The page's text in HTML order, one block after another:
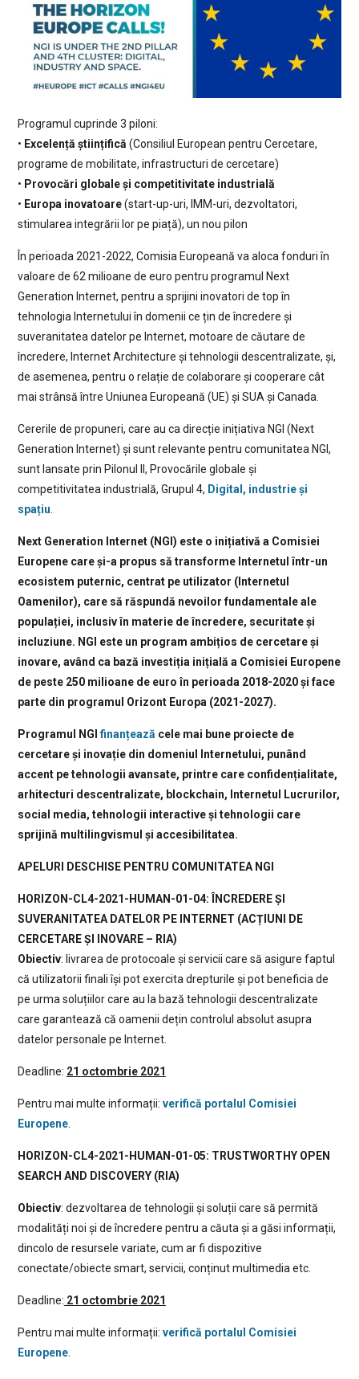
Programul cuprinde 3 piloni:
• Excelență științifică (Consiliul European pentru Cercetare,
programe de mobilitate, infrastructuri de cercetare)
• Provocări globale și competitivitate industrială
• Europa inovatoare(start-up-uri, IMM-uri, dezvoltatori,
stimularea integrării lor pe piață), un nou pilon
În perioada 2021-2022, Comisia Europeană va aloca fonduri în
valoare de 62 milioane de euro pentru programul Next
Generation Internet, pentru a sprijini inovatori de top în
tehnologia Internetului în domenii ce țin de încredere și
suveranitatea datelor pe Internet, motoare de căutare de
încredere, Internet Architecture și tehnologii descentralizate, și,
de asemenea, pentru o relație de colaborare și cooperare cât
mai strânsă între Uniunea Europeană (UE) și SUA și Canada.
Cererile de propuneri, care au ca direcție inițiativa NGI (Next
Generation Internet) și sunt relevante pentru comunitatea NGI,
sunt lansate prin Pilonul II, Provocările globale și
competitivitatea industrială, Grupul 4, Digital, industrie și
spațiu
Next Generation Internet (NGI) este o inițiativă a Comisiei
Europene care și-a propus să transforme Internetul într-un
ecosistem puternic, centrat pe utilizator (Internetul
Oamenilor), care să răspundă nevoilor fundamentale ale
populației, inclusiv în materie de încredere, securitate și
incluziune. NGI este un program ambițios de cercetare și
inovare, având ca bază investiția inițială a Comisiei Europene
de peste 250 milioane de euro în perioada 2018-2020 și face
parte din programul Orizont Europa (2021-2027).
Programul NGI finanțează cele mai bune proiecte de
cercetare și inovație din domeniul Internetului, punând
accent pe tehnologii avansate, printre care confidențialitate,
arhitecturi descentralizate, blockchain, Internetul Lucrurilor,
social media, tehnologii interactive și tehnologii care
sprijină multilingvismul și accesibilitatea.
APELURI DESCHISE PENTRU COMUNITATEA NGI
HORIZON-CL4-2021-HUMAN-01-04: ÎNCREDERE ȘI
SUVERANITATEA DATELOR PE INTERNET (ACȚIUNI DE
CERCETARE ȘI INOVARE – RIA)
Obiectiv: livrarea de protocoale și servicii care să asigure faptul
că utilizatorii finali își pot exercita drepturile și pot beneficia de
pe urma soluțiilor care au la bază tehnologii descentralizate
care garantează că oamenii dețin controlul absolut asupra
datelor personale pe Internet.
Deadline: 21 octombrie 2021
Pentru mai multe informații: verifică portalul Comisiei
Europene.
HORIZON-CL4-2021-HUMAN-01-05: TRUSTWORTHY OPEN
SEARCH AND DISCOVERY (RIA)
Obiectiv: dezvoltarea de tehnologii și soluții care să permită
modalități noi și de încredere pentru a căuta și a găsi informații,
dincolo de resursele variate, cum ar fi dispozitive
conectate/obiecte smart, servicii, conținut multimedia etc.
Deadline: 21 octombrie 2021
Pentru mai multe informații: verifică portalul Comisiei
Europene.